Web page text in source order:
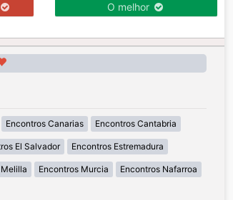
O melhor
Encontros Canarias Encontros Cantabria
El Salvador Encontros Estremadura
Encontros Murcia Encontros Nafarroa